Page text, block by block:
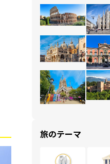
旅のテーマ